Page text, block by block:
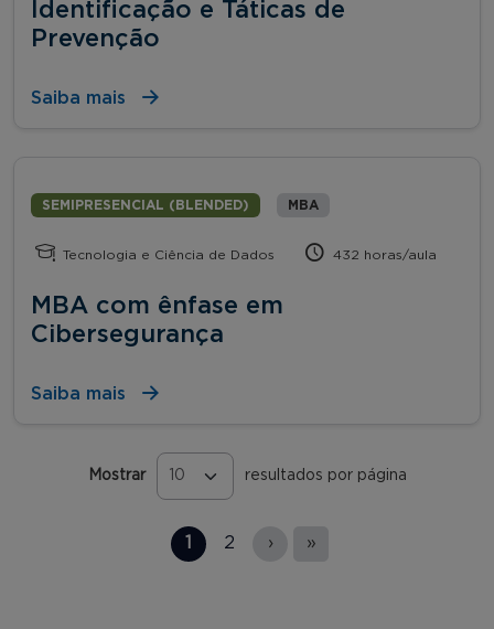
Identificação e Táticas de
Prevenção
Saiba mais
SEMIPRESENCIAL (BLENDED) MBA
Tecnologia e Ciência de Dados 432 horas/aula
MBA com ênfase em
Cibersegurança
Saiba mais
Mostrar resultados por página
1 2 › »